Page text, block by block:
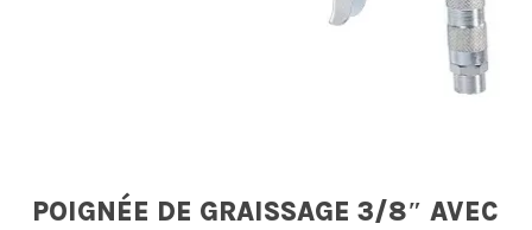
POIGNÉE DE GRAISSAGE 3/8″ AVEC